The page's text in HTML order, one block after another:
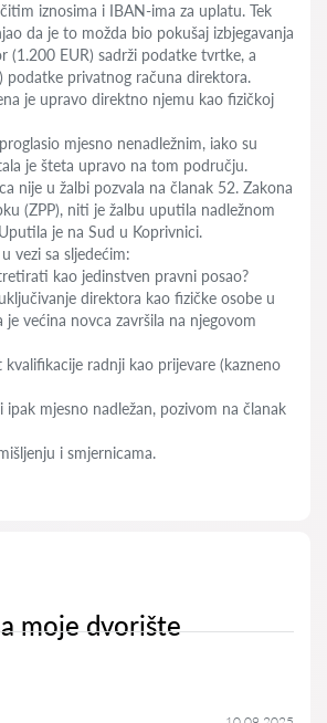
iznosima i IBAN-ima za uplatu. Tek
da je to možda bio pokušaj izbjegavanja
(1.200 EUR) sadrži podatke tvrtke, a
podatke privatnog računa direktora.
je upravo direktno njemu kao fizičkoj
mjesno nenadležnim, iako su
je šteta upravo na tom području.
nije u žalbi pozvala na članak 52. Zakona
(ZPP), niti je žalbu uputila nadležnom
je na Sud u Koprivnici.
vezi sa sljedećim:
kao jedinstven pravni posao?
direktora kao fizičke osobe u
većina novca završila na njegovom
radnji kao prijevare (kazneno
ipak mjesno nadležan, pozivom na članak
i smjernicama.
moje dvorište